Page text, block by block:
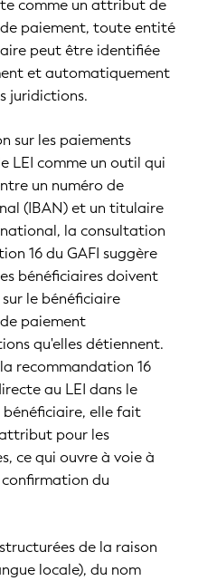
comme un attribut de
de paiement, toute entité
peut être identifiée
et automatiquement
juridictions.
sur les paiements
LEI comme un outil qui
un numéro de
(IBAN) et un titulaire
la consultation
16 du GAFI suggère
bénéficiaires doivent
le bénéficiaire
paiement
qu'elles détiennent.
recommandation 16
au LEI dans le
elle fait
pour les
ce qui ouvre à voie à
du
de la raison
locale), du nom